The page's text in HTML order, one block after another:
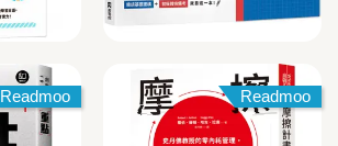
Readmoo Readmoo